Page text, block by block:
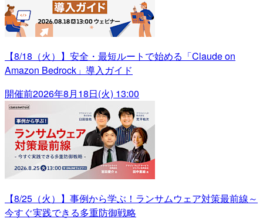
【8/18（火）】安全・最短ルートで始める「Claude on
Amazon Bedrock」導入ガイド
開催前2026年8月18日(火) 13:00
【8/25（火）】事例から学ぶ！ランサムウェア対策最前線～
今すぐ実践できる多重防御戦略